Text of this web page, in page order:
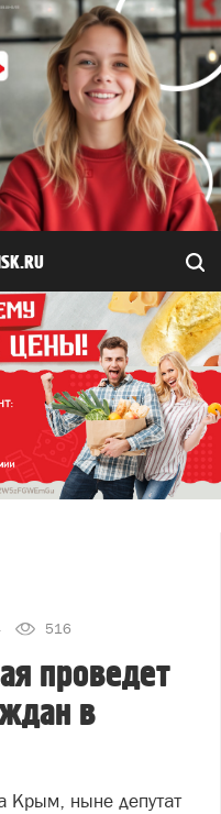
516
проведет
в
Крым, ныне депутат